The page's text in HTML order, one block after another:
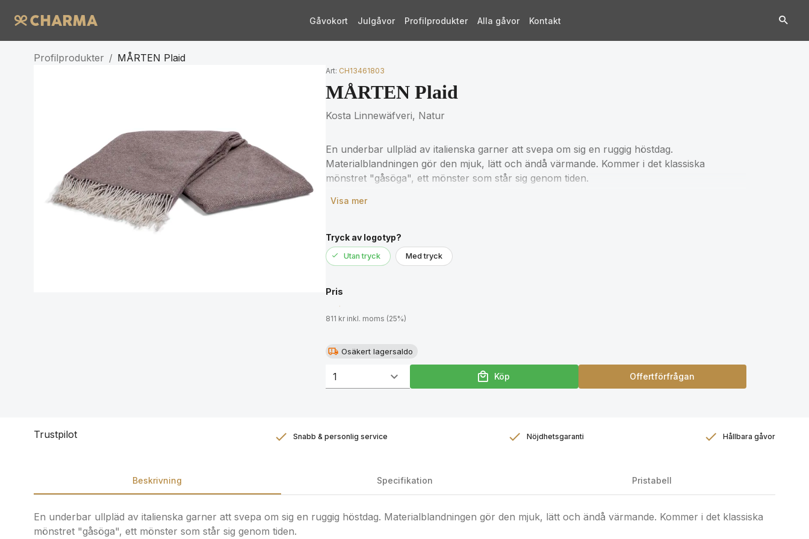
Gåvokort Julgåvor Profilprodukter Alla gåvor Kontakt
Profilprodukter / MÅRTEN Plaid
Art: CH13461803
MÅRTEN Plaid
Kosta Linnewäfveri, Natur
En underbar ullpläd av italienska garner att svepa om sig en ruggig höstdag.
Materialblandningen gör den mjuk, lätt och ändå värmande. Kommer i det klassiska
mönstret "gåsöga", ett mönster som står sig genom tiden.
Material: 45% ull, 30% akryl, 20% polyester och 5% cashmere
Mått: 130x170cm
Visa mer
Tryck av logotyp?
Utan tryck Med tryck
Pris
811 kr inkl. moms (25%)
Osäkert lagersaldo
Köp Offertförfrågan
Trustpilot Snabb & personlig service Nöjdhetsgaranti Hållbara gåvor
Beskrivning Specifikation Pristabell
En underbar ullpläd av italienska garner att svepa om sig en ruggig höstdag. Materialblandningen gör den mjuk, lätt och ändå värmande. Kommer i det klassiska
mönstret "gåsöga", ett mönster som står sig genom tiden.